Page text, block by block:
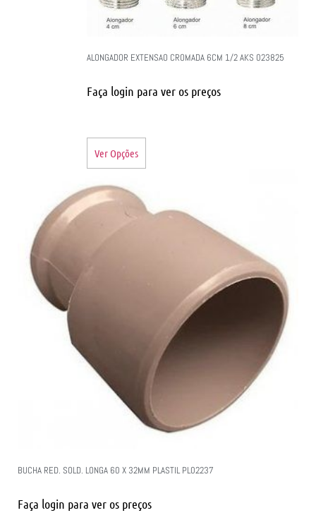
ALONGADOR EXTENSAO CROMADA 6CM 1/2 AKS 023825
Faça login para ver os preços
Ver Opções
BUCHA RED. SOLD. LONGA 60 X 32MM PLASTIL PL02237
Faça login para ver os preços